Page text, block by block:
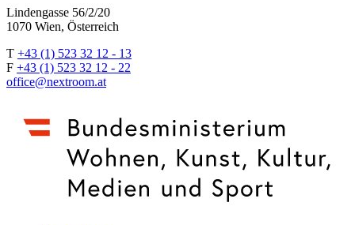
Lindengasse 56/2/20
1070 Wien, Österreich
T +43 (1) 523 32 12 - 13
F +43 (1) 523 32 12 - 22
office@nextroom.at